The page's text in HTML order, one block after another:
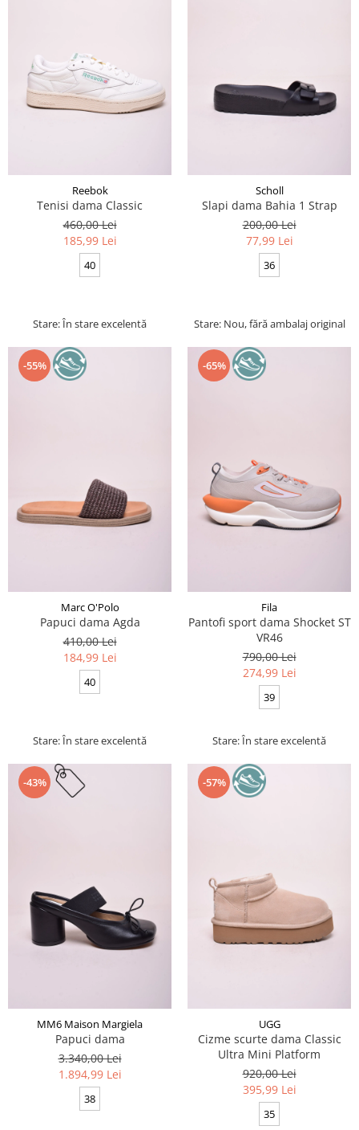
Reebok
Tenisi dama Classic
460,00 Lei
185,99 Lei
40
Stare: În stare excelentă
Scholl
Slapi dama Bahia 1 Strap
200,00 Lei
77,99 Lei
36
Stare: Nou, fără ambalaj original
-55%
Marc O'Polo
Papuci dama Agda
410,00 Lei
184,99 Lei
40
Stare: În stare excelentă
-65%
Fila
Pantofi sport dama Shocket ST
VR46
790,00 Lei
274,99 Lei
39
Stare: În stare excelentă
-43%
MM6 Maison Margiela
Papuci dama
3.340,00 Lei
1.894,99 Lei
38
-57%
UGG
Cizme scurte dama Classic
Ultra Mini Platform
920,00 Lei
395,99 Lei
35